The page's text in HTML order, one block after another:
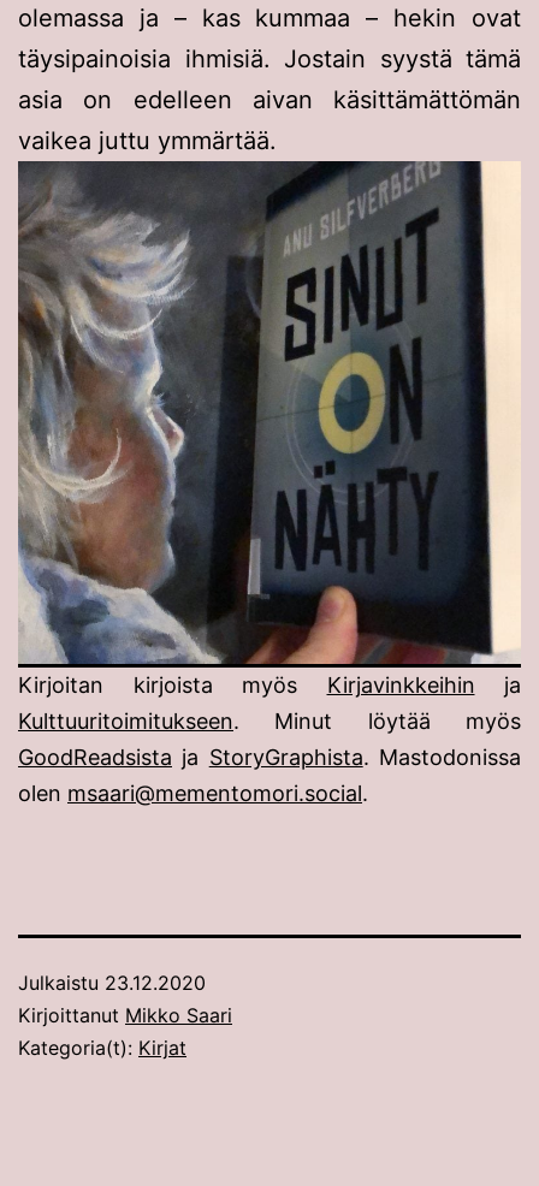
olemassa ja – kas kummaa – hekin ovat
täysipainoisia ihmisiä. Jostain syystä tämä
asia on edelleen aivan käsittämättömän
vaikea juttu ymmärtää.
Kirjoitan kirjoista myös Kirjavinkkeihin ja
Kulttuuritoimitukseen. Minut löytää myös
GoodReadsista ja StoryGraphista. Mastodonissa
olen msaari@mementomori.social.
Julkaistu 23.12.2020
Kirjoittanut Mikko Saari
Kategoria(t): Kirjat